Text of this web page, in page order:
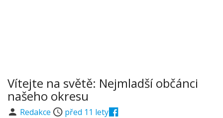
Vítejte na světě: Nejmladší občánci
našeho okresu
Redakce před 11 lety